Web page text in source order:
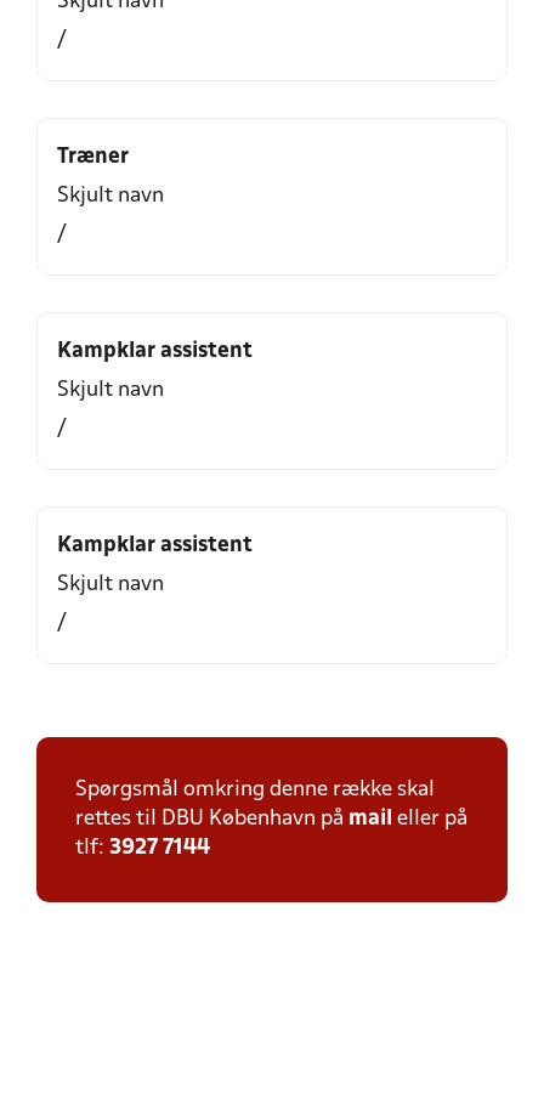
/
Træner
Skjult navn
/
Kampklar assistent
Skjult navn
/
Kampklar assistent
Skjult navn
/
Spørgsmål omkring denne række skal
rettes til DBU København på mail eller på
tlf: 3927 7144